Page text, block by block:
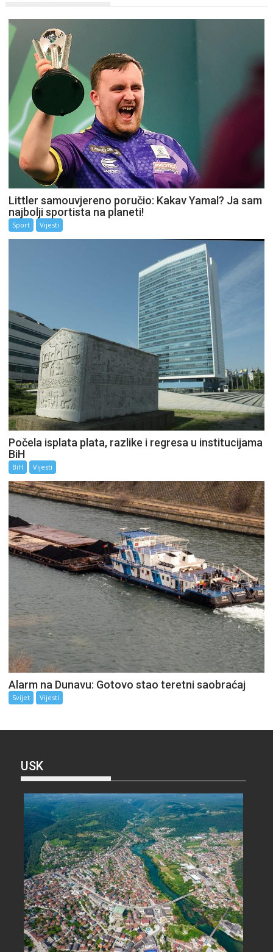
Littler samouvjereno poručio: Kakav Yamal? Ja sam
najbolji sportista na planeti!
Sport Vijesti
Počela isplata plata, razlike i regresa u institucijama
BiH
BiH Vijesti
Alarm na Dunavu: Gotovo stao teretni saobraćaj
Svijet Vijesti
USK